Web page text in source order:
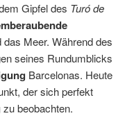
Gipfel des Turó de
Meer. Während des
seines Rundumblicks
Barcelonas. Heute
der sich perfekt
zu beobachten.